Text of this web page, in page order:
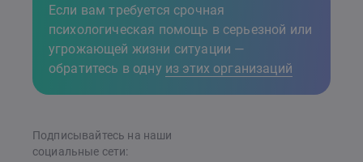
Если вам требуется срочная
психологическая помощь в серьезной или
угрожающей жизни ситуации —
обратитесь в одну из этих организаций
Подписывайтесь на наши
cоциальные сети: